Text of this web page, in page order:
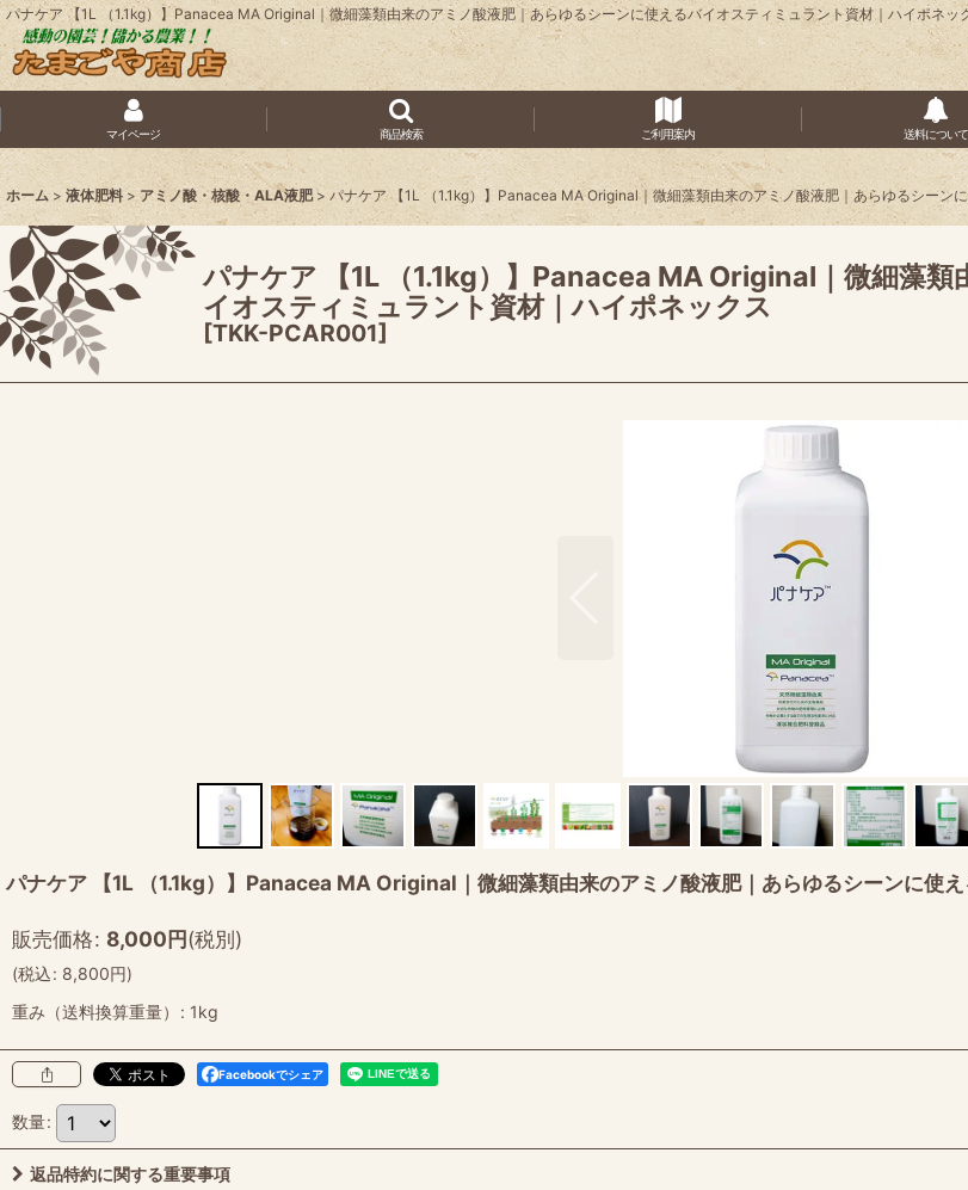
パナケア 【1L （1.1kg）】Panacea MA Original｜微細藻類由来のアミノ酸液肥｜あらゆるシーンに使えるバイオスティミュラント資材｜ハイポネッ
マイページ 商品検索 ご利用案内 送料について
ホーム > 液体肥料 > アミノ酸・核酸・ALA液肥 > パナケア 【1L （1.1kg）】Panacea MA Original｜微細藻類由来のアミノ酸液肥｜あらゆるシーン
パナケア 【1L （1.1kg）】Panacea MA Original｜微細藻
イオスティミュラント資材｜ハイポネックス
[TKK-PCAR001]
パナケア 【1L （1.1kg）】Panacea MA Original｜微細藻類由来のアミノ酸液肥｜あらゆるシーンに使
販売価格: 8,000円(税別)
(税込: 8,800円)
重み（送料換算重量）
: 1kg
Facebookでシェア
数量:
返品特約に関する重要事項